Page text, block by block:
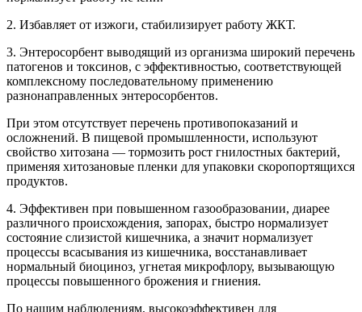
2. Избавляет от изжоги, стабилизирует работу ЖКТ.
3. Энтеросорбент выводящий из организма широкий перечень
патогенов и токсинов, с эффективностью, соответствующей
комплексному последовательному применению
разнонаправленных энтеросорбентов.
При этом отсутствует перечень противопоказаний и
осложнений. В пищевой промышленности, используют
свойство хитозана — тормозить рост гнилостных бактерий,
применяя хитозановые пленки для упаковки скоропортящихся
продуктов.
4. Эффективен при повышенном газообразовании, диарее
различного происхождения, запорах, быстро нормализует
состояние слизистой кишечника, а значит нормализует
процессы всасывания из кишечника, восстанавливает
нормальный биоциноз, угнетая микрофлору, вызывающую
процессы повышенного брожения и гниения.
По нашим наблюдениям, высокоэффективен для